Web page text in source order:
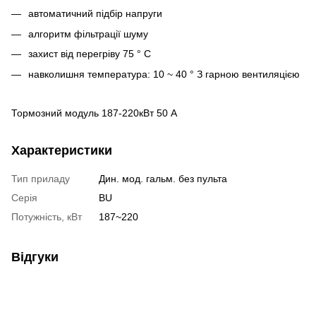
автоматичний підбір напруги
алгоритм фільтрації шуму
захист від перегріву 75 ° С
навколишня температура: 10 ~ 40 ° З гарною вентиляцією
Тормозний модуль 187-220кВт 50 А
Характеристики
Тип приладу
Дин. мод. гальм. без пульта
Серія
BU
Потужність, кВт
187~220
Відгуки